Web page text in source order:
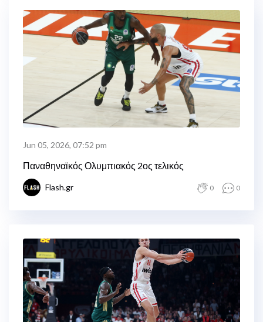
Jun 05, 2026, 07:52 pm
Παναθηναϊκός Ολυμπιακός 2ος τελικός
Flash.gr 0 0